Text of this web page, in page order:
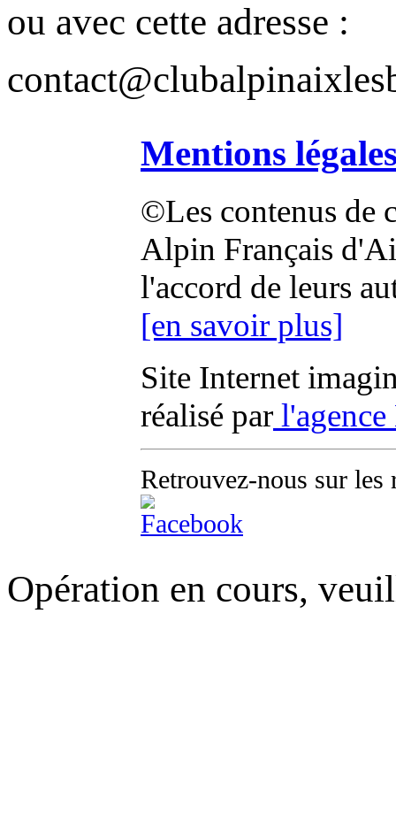
ou avec cette adresse :
Mentions
©Les contenus de
Alpin Français
l'accord de leurs
[en savoir plus]
Site Internet
réalisé par
Retrouvez-nous sur les
Opération en cours,